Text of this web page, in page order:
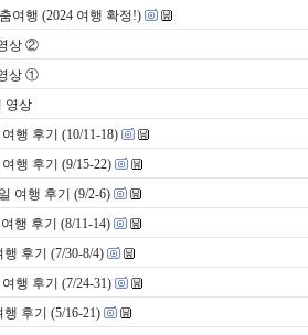
여행 (2024 여행 확정!)
상 ②
상 ①
영상
행 후기 (10/11-18)
행 후기 (9/15-22)
여행 후기 (9/2-6)
행 후기 (8/11-14)
후기 (7/30-8/4)
행 후기 (7/24-31)
후기 (5/16-21)